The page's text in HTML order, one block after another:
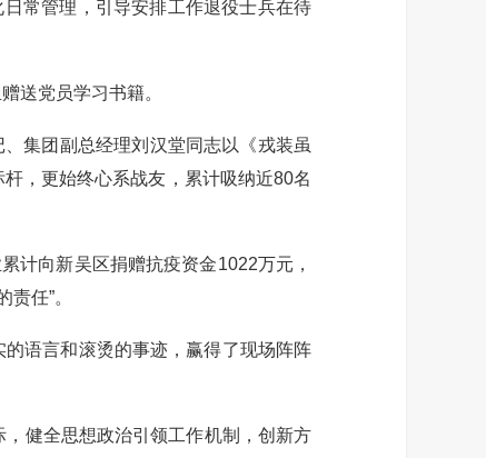
常管理，引导安排工作退役士兵在待
送党员学习书籍。
集团副总经理刘汉堂同志以《戎装虽
，更始终心系战友，累计吸纳近80名
向新吴区捐赠抗疫资金1022万元，
任”。
语言和滚烫的事迹，赢得了现场阵阵
健全思想政治引领工作机制，创新方